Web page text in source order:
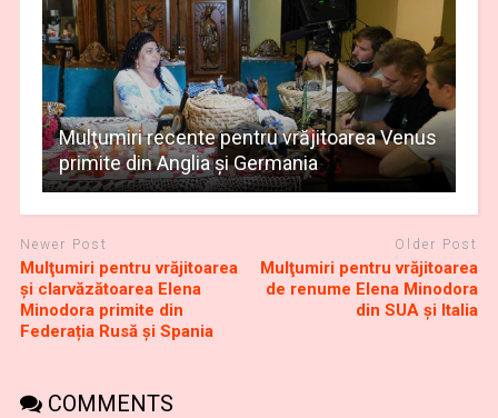
Mulţumiri recente pentru vrăjitoarea Venus
primite din Anglia și Germania
Newer Post
Mulţumiri pentru vrăjitoarea
şi clarvăzătoarea Elena
Minodora primite din
Federația Rusă și Spania
Older Post
Mulţumiri pentru vrăjitoarea
de renume Elena Minodora
din SUA și Italia
COMMENTS